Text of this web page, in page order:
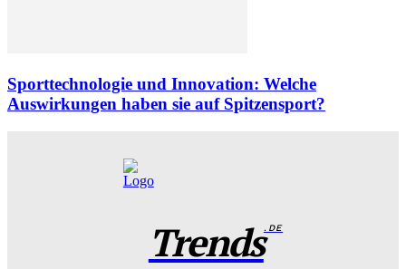
Sporttechnologie und Innovation: Welche
Auswirkungen haben sie auf Spitzensport?
Trends.DE